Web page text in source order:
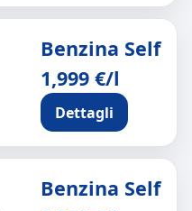
Benzina Self
1,999 €/l
Dettagli
Benzina Self